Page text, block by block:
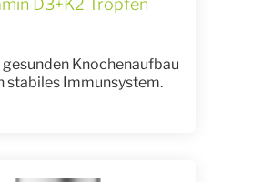
D3+K2 Tropfen
gesunden Knochenaufbau
stabiles Immunsystem.